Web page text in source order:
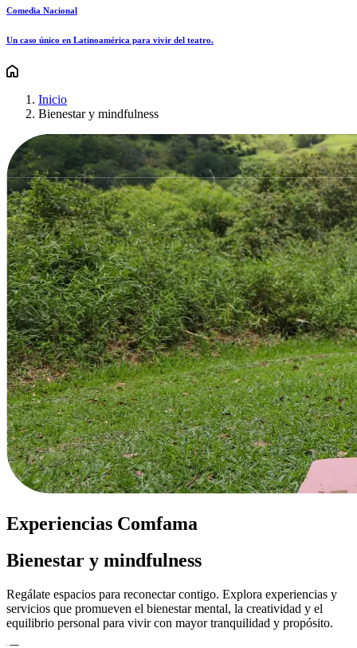
Comedia Nacional
Un caso único en Latinoamérica para vivir del teatro.
Inicio
Bienestar y mindfulness
Experiencias Comfama
Bienestar y mindfulness
Regálate espacios para reconectar contigo. Explora experiencias y
servicios que promueven el bienestar mental, la creatividad y el
equilibrio personal para vivir con mayor tranquilidad y propósito.